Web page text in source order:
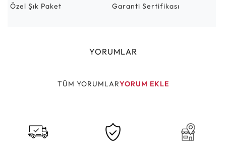
Özel Şık Paket Garanti Sertifikası
YORUMLAR
TÜM YORUMLARYORUM EKLE